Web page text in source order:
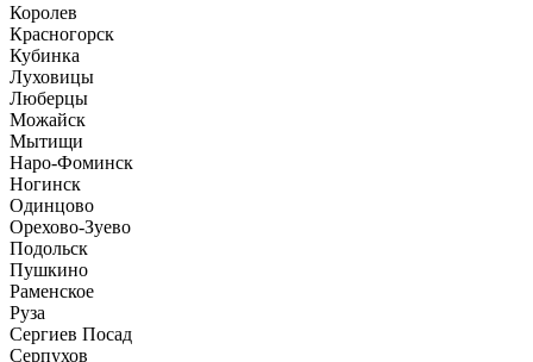
Королев
Красногорск
Кубинка
Луховицы
Люберцы
Можайск
Мытищи
Наро-Фоминск
Ногинск
Одинцово
Орехово-Зуево
Подольск
Пушкино
Раменское
Руза
Сергиев Посад
Серпухов